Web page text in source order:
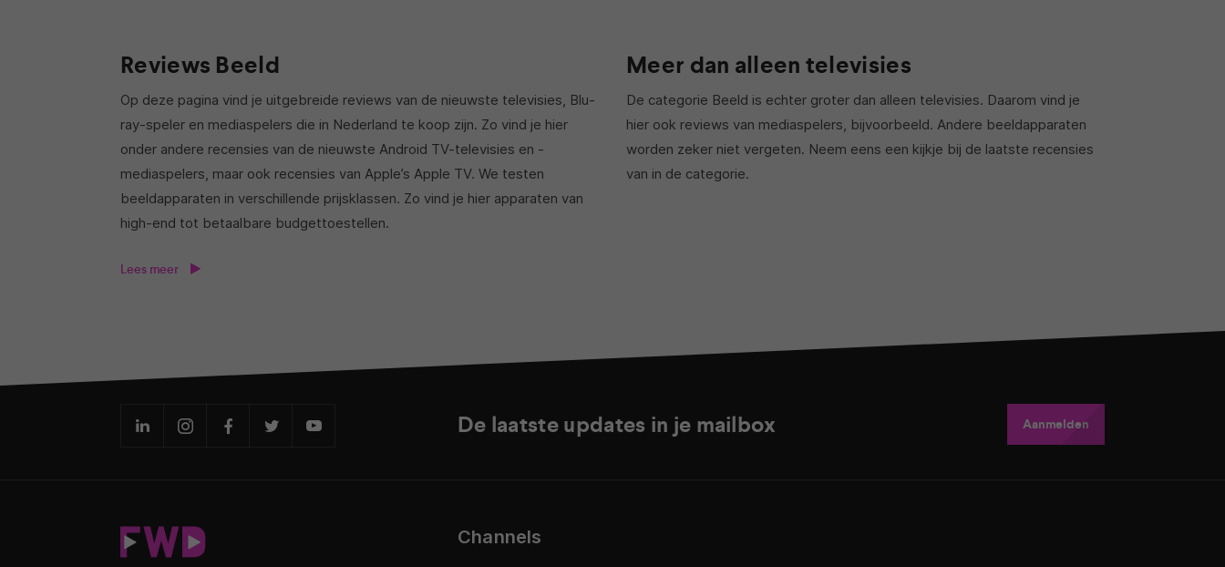
Reviews Beeld
Op deze pagina vind je uitgebreide reviews van de nieuwste televisies, Blu-
ray-speler en mediaspelers die in Nederland te koop zijn. Zo vind je hier
onder andere recensies van de nieuwste Android TV-televisies en -
mediaspelers, maar ook recensies van Apple’s Apple TV. We testen
beeldapparaten in verschillende prijsklassen. Zo vind je hier apparaten van
high-end tot betaalbare budgettoestellen.
Meer dan alleen televisies
De categorie Beeld is echter groter dan alleen televisies. Daarom vind je
hier ook reviews van mediaspelers, bijvoorbeeld. Andere beeldapparaten
worden zeker niet vergeten. Neem eens een kijkje bij de laatste recensies
van in de categorie.
Lees meer
De laatste updates in je mailbox Aanmelden
Channels